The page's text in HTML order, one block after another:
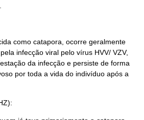
como catapora, ocorre geralmente
infecção viral pelo vírus HVV/ VZV,
da infecção e persiste de forma
por toda a vida do indivíduo após a